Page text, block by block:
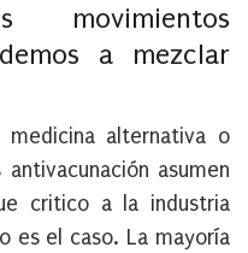
a mezclar
medicina alternativa o
asumen
critico a la industria
es el caso. La mayoría